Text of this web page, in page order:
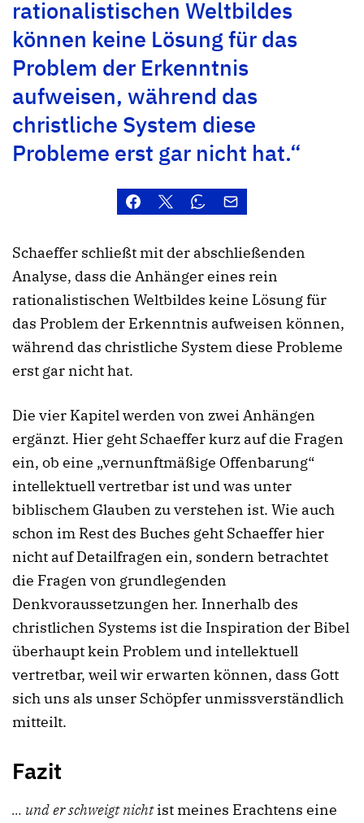
rationalistischen Weltbildes
können keine Lösung für das
Problem der Erkenntnis
aufweisen, während das
christliche System diese
Probleme erst gar nicht hat.“
Schaeffer schließt mit der abschließenden
Analyse, dass die Anhänger eines rein
rationalistischen Weltbildes keine Lösung für
das Problem der Erkenntnis aufweisen können,
während das christliche System diese Probleme
erst gar nicht hat.
Die vier Kapitel werden von zwei Anhängen
ergänzt. Hier geht Schaeffer kurz auf die Fragen
ein, ob eine „vernunftmäßige Offenbarung“
intellektuell vertretbar ist und was unter
biblischem Glauben zu verstehen ist. Wie auch
schon im Rest des Buches geht Schaeffer hier
nicht auf Detailfragen ein, sondern betrachtet
die Fragen von grundlegenden
Denkvoraussetzungen her. Innerhalb des
christlichen Systems ist die Inspiration der Bibel
überhaupt kein Problem und intellektuell
vertretbar, weil wir erwarten können, dass Gott
sich uns als unser Schöpfer unmissverständlich
mitteilt.
Fazit
… und er schweigt nichtist meines Erachtens eine